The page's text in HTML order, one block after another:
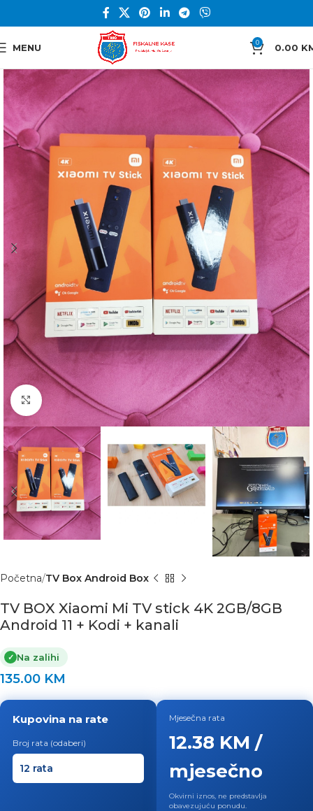
MENU 0 0.00
Click to enlarge
Početna TV Box Android Box
TV BOX Xiaomi Mi TV stick 4K 2GB/8GB
Android 11 + Kodi + kanali
✓ Na zalihi
135.00 KM
Kupovina na rate
Broj rata (odaberi)
Mjesečna rata
12.38 KM /
mjesečno
Okvirni iznos, ne predstavlja
obavezujuću ponudu.